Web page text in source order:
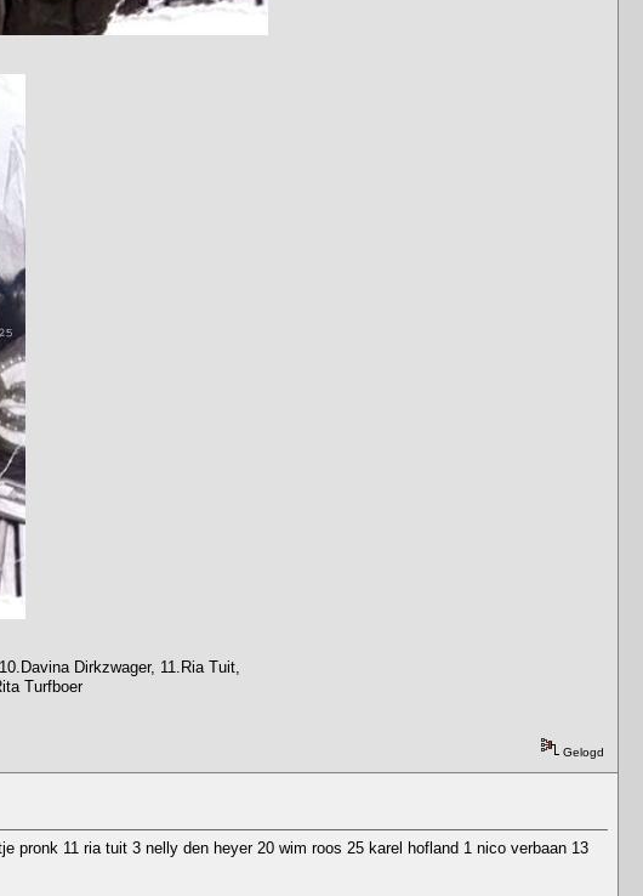
Dirkzwager, 11.Ria Tuit,
Turfboer
Gelogd
pronk 11 ria tuit 3 nelly den heyer 20 wim roos 25 karel hofland 1 nico verbaan 13